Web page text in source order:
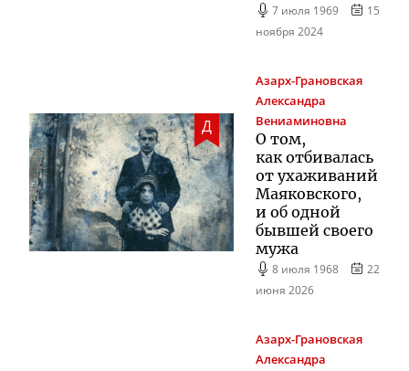
7 июля 1969
15
ноября 2024
Д
Азарх-Грановская
Александра
Вениаминовна
О том,
как отбивалась
от ухаживаний
Маяковского,
и об одной
бывшей своего
мужа
8 июля 1968
22
июня 2026
Азарх-Грановская
Александра